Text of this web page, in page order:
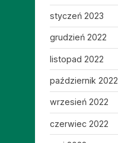
styczeń 2023
grudzień 2022
listopad 2022
październik 2022
wrzesień 2022
czerwiec 2022